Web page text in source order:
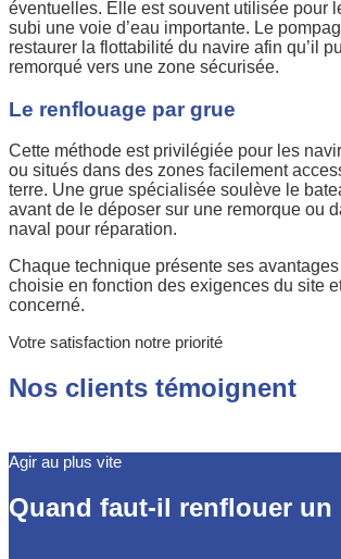
éventuelles. Elle est souvent utilisée pour
subi une voie d’eau importante. Le
restaurer la flottabilité du navire afin qu’il
remorqué vers une zone sécurisée.
Le renflouage par grue
Cette méthode est privilégiée pour les
ou situés dans des zones facilement
terre. Une grue spécialisée soulève le
avant de le déposer sur une remorque ou
naval pour réparation.
Chaque technique présente ses
choisie en fonction des exigences du site
concerné.
Votre satisfaction notre priorité
Nos clients témoignent
Agir au plus vite
Quand faut-il renflouer un